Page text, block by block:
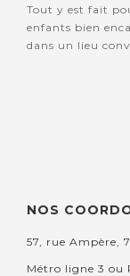
Tout y est fait
enfants bien
dans un lieu
NOS
57, rue Ampère,
Métro ligne 3 ou